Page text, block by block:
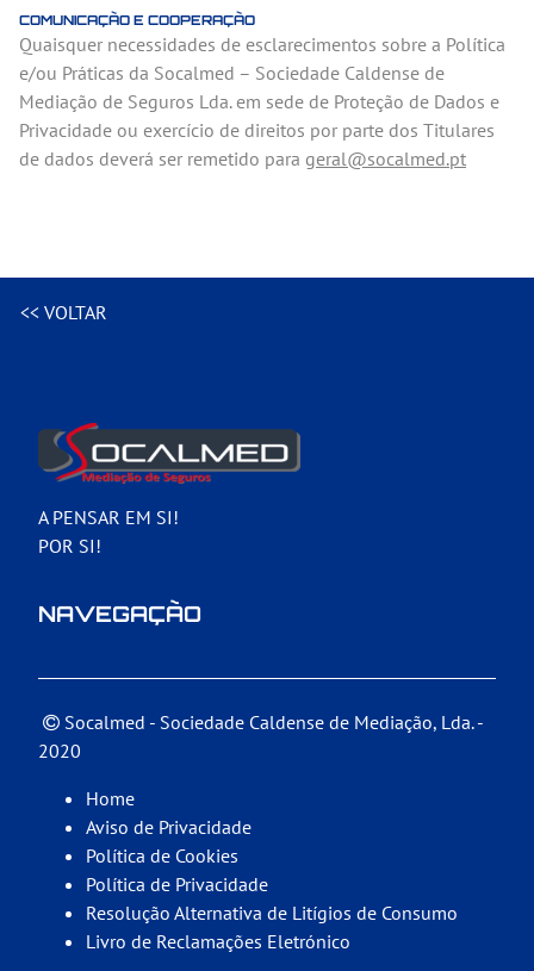
COMUNICAÇÃO E COOPERAÇÃO
Quaisquer necessidades de esclarecimentos sobre a Política
e/ou Práticas da Socalmed – Sociedade Caldense de
Mediação de Seguros Lda. em sede de Proteção de Dados e
Privacidade ou exercício de direitos por parte dos Titulares
de dados deverá ser remetido para geral@socalmed.pt
<< VOLTAR
A PENSAR EM SI!
POR SI!
NAVEGAÇÃO
Socalmed - Sociedade Caldense de Mediação, Lda.-
2020
Home
Aviso de Privacidade
Política de Cookies
Política de Privacidade
Resolução Alternativa de Litígios de Consumo
Livro de Reclamações Eletrónico